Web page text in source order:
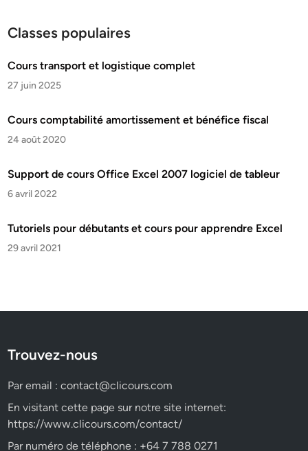
Classes populaires
Cours transport et logistique complet
27 juin 2025
Cours comptabilité amortissement et bénéfice fiscal
24 août 2020
Support de cours Office Excel 2007 logiciel de tableur
6 avril 2022
Tutoriels pour débutants et cours pour apprendre Excel
29 avril 2021
Trouvez-nous
Par email :contact@clicours.com
En visitant cette page sur notre site internet:
https://www.clicours.com/contact/
Par numéro de téléphone : +64 7 788 0271